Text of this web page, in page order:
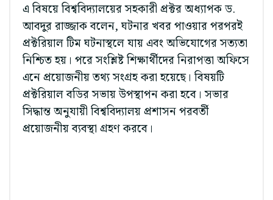
এ বিষয়ে বিশ্ববিদ্যালয়ের সহকারী প্রক্টর অধ্যাপক ড.
আবদুর রাজ্জাক বলেন, ঘটনার খবর পাওয়ার পরপরই
প্রক্টরিয়াল টিম ঘটনাস্থলে যায় এবং অভিযোগের সত্যতা
নিশ্চিত হয়। পরে সংশ্লিষ্ট শিক্ষার্থীদের নিরাপত্তা অফিসে
এনে প্রয়োজনীয় তথ্য সংগ্রহ করা হয়েছে। বিষয়টি
প্রক্টরিয়াল বডির সভায় উপস্থাপন করা হবে। সভার
সিদ্ধান্ত অনুযায়ী বিশ্ববিদ্যালয় প্রশাসন পরবর্তী
প্রয়োজনীয় ব্যবস্থা গ্রহণ করবে।